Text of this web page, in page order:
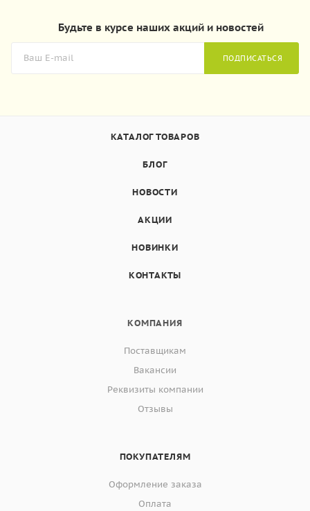
Будьте в курсе наших акций и новостей
ПОДПИСАТЬСЯ
КАТАЛОГ ТОВАРОВ
БЛОГ
НОВОСТИ
АКЦИИ
НОВИНКИ
КОНТАКТЫ
КОМПАНИЯ
Поставщикам
Вакансии
Реквизиты компании
Отзывы
ПОКУПАТЕЛЯМ
Оформление заказа
Оплата